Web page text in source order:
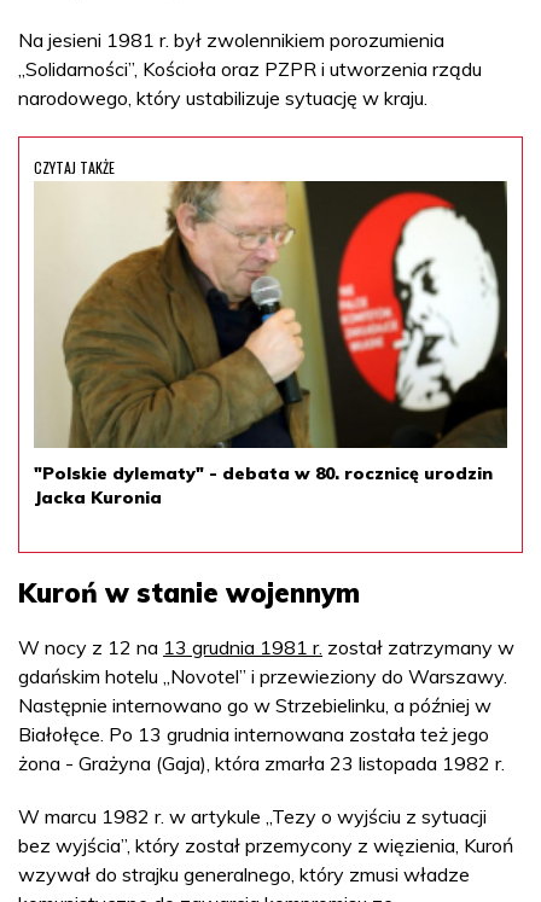
Na jesieni 1981 r. był zwolennikiem porozumienia
„Solidarności”, Kościoła oraz PZPR i utworzenia rządu
narodowego, który ustabilizuje sytuację w kraju.
CZYTAJ TAKŻE
"Polskie dylematy" - debata w 80. rocznicę urodzin
Jacka Kuronia
Kuroń w stanie wojennym
W nocy z 12 na 13 grudnia 1981 r. został zatrzymany w
gdańskim hotelu „Novotel” i przewieziony do Warszawy.
Następnie internowano go w Strzebielinku, a później w
Białołęce. Po 13 grudnia internowana została też jego
żona - Grażyna (Gaja), która zmarła 23 listopada 1982 r.
W marcu 1982 r. w artykule „Tezy o wyjściu z sytuacji
bez wyjścia”, który został przemycony z więzienia, Kuroń
wzywał do strajku generalnego, który zmusi władze